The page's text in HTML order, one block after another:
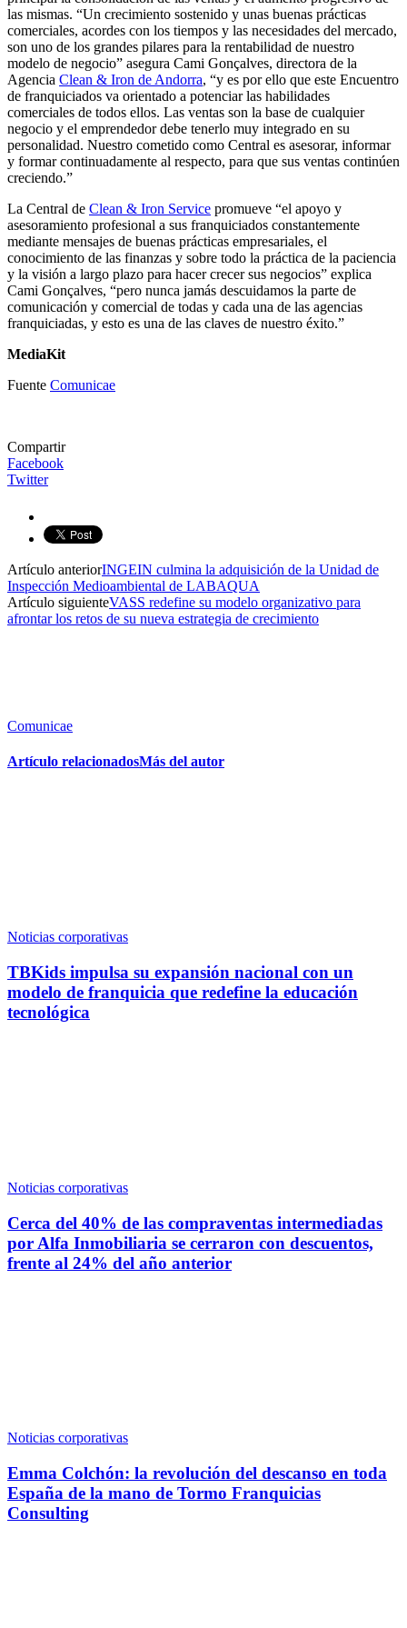
las mismas. “Un crecimiento sostenido y unas buenas prácticas
comerciales, acordes con los tiempos y las necesidades del mercado,
son uno de los grandes pilares para la rentabilidad de nuestro
modelo de negocio” asegura Cami Gonçalves, directora de la
Agencia Clean & Iron de Andorra, “y es por ello que este Encuentro
de franquiciados va orientado a potenciar las habilidades
comerciales de todos ellos. Las ventas son la base de cualquier
negocio y el emprendedor debe tenerlo muy integrado en su
personalidad. Nuestro cometido como Central es asesorar, informar
y formar continuadamente al respecto, para que sus ventas continúen
creciendo.”
La Central de Clean & Iron Service promueve “el apoyo y
asesoramiento profesional a sus franquiciados constantemente
mediante mensajes de buenas prácticas empresariales, el
conocimiento de las finanzas y sobre todo la práctica de la paciencia
y la visión a largo plazo para hacer crecer sus negocios” explica
Cami Gonçalves, “pero nunca jamás descuidamos la parte de
comunicación y comercial de todas y cada una de las agencias
franquiciadas, y esto es una de las claves de nuestro éxito.”
MediaKit
Fuente Comunicae
Compartir
Facebook
Twitter
Artículo anteriorINGEIN culmina la adquisición de la Unidad de
Inspección Medioambiental de LABAQUA
Artículo siguienteVASS redefine su modelo organizativo para
afrontar los retos de su nueva estrategia de crecimiento
Comunicae
Artículo relacionadosMás del autor
Noticias corporativas
TBKids impulsa su expansión nacional con un
modelo de franquicia que redefine la educación
tecnológica
Noticias corporativas
Cerca del 40% de las compraventas intermediadas
por Alfa Inmobiliaria se cerraron con descuentos,
frente al 24% del año anterior
Noticias corporativas
Emma Colchón: la revolución del descanso en toda
España de la mano de Tormo Franquicias
Consulting